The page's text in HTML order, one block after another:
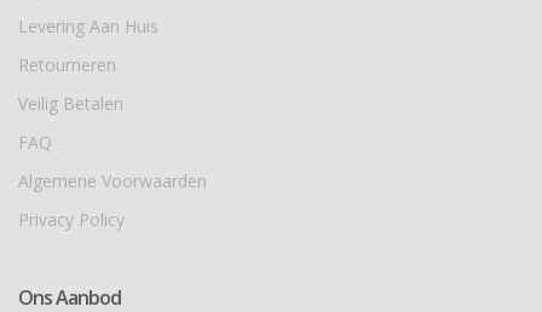
Levering Aan Huis
Retourneren
Veilig Betalen
FAQ
Algemene Voorwaarden
Privacy Policy
Ons Aanbod